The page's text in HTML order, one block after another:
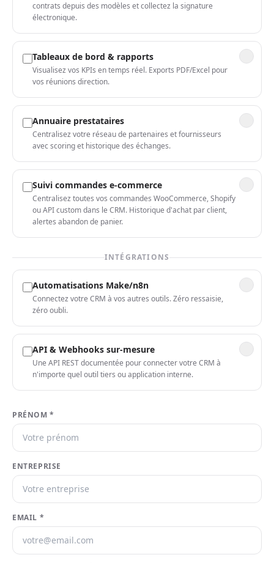
contrats depuis des modèles et collectez la signature
électronique.
Tableaux de bord & rapports
Visualisez vos KPIs en temps réel. Exports PDF/Excel pour
vos réunions direction.
Annuaire prestataires
Centralisez votre réseau de partenaires et fournisseurs
avec scoring et historique des échanges.
Suivi commandes e-commerce
Centralisez toutes vos commandes WooCommerce, Shopify
ou API custom dans le CRM. Historique d'achat par client,
alertes abandon de panier.
INTÉGRATIONS
Automatisations Make/n8n
Connectez votre CRM à vos autres outils. Zéro ressaisie,
zéro oubli.
API & Webhooks sur-mesure
Une API REST documentée pour connecter votre CRM à
n'importe quel outil tiers ou application interne.
PRÉNOM *
ENTREPRISE
EMAIL *